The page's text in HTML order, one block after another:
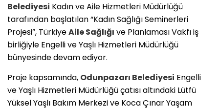
Belediyesi Kadın ve Aile Hizmetleri Müdürlüğü
tarafından başlatılan “Kadın Sağlığı Seminerleri
Projesi”, TürkiyeAile Sağlığı ve Planlaması Vakfı iş
birliğiyle Engelli ve Yaşlı Hizmetleri Müdürlüğü
bünyesinde devam ediyor.
Proje kapsamında, Odunpazarı Belediyesi Engelli
ve Yaşlı Hizmetleri Müdürlüğü çatısı altındaki Lütfü
Yüksel Yaşlı Bakım Merkezi ve Koca Çınar Yaşam